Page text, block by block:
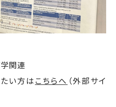
関連
い方は こちらへ （外部サイ